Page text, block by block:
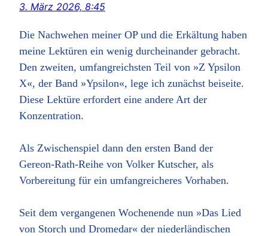
3. März 2026, 8:45
Die Nachwehen meiner OP und die Erkältung haben
meine Lektüren ein wenig durcheinander gebracht.
Den zweiten, umfangreichsten Teil von »Z Ypsilon
X«, der Band »Ypsilon«, lege ich zunächst beiseite.
Diese Lektüre erfordert eine andere Art der
Konzentration.
Als Zwischenspiel dann den ersten Band der
Gereon-Rath-Reihe von Volker Kutscher, als
Vorbereitung für ein umfangreicheres Vorhaben.
Seit dem vergangenen Wochenende nun »Das Lied
von Storch und Dromedar« der niederländischen